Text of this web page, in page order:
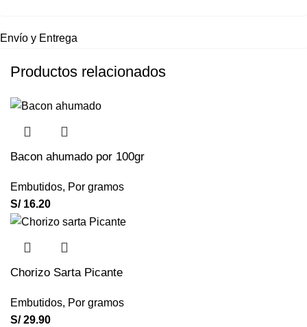
Envío y Entrega
Productos relacionados
Bacon ahumado por 100gr
Embutidos, Por gramos
S/16.20
Chorizo Sarta Picante
Embutidos, Por gramos
S/29.90